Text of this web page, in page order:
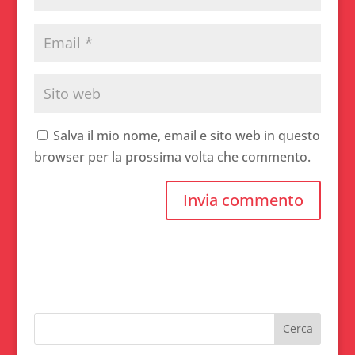
Salva il mio nome, email e sito web in questo
browser per la prossima volta che commento.
r